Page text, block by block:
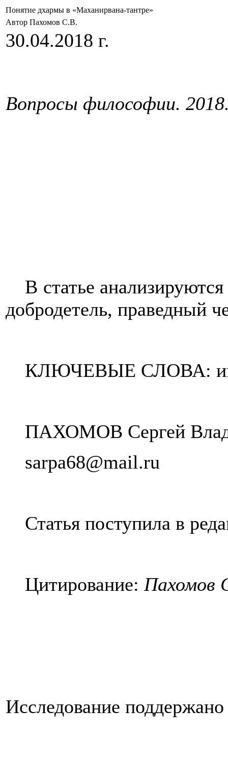
Понятие дхармы в «Маханирвана-тантре»
Автор Пахомов С.В.
30.04.2018 г.
Вопросы философии.
В статье
добродетель, праведный
КЛЮЧЕВЫЕ СЛОВА:
ПАХОМОВ Сергей
sarpa68@mail.ru
Статья поступила в
Цитирование: Пахомов
Исследование